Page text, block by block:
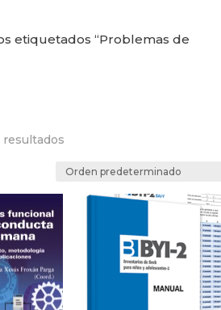
etiquetados “Problemas de
resultados